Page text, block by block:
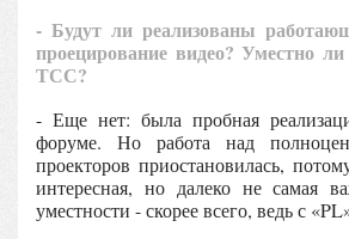
- Будут ли реализованы
проецирование видео? Уместно
ТСС?
- Еще нет: была пробная
форуме. Но работа над
проекторов приостановилась,
интересная, но далеко не самая
уместности - скорее всего, ведь с